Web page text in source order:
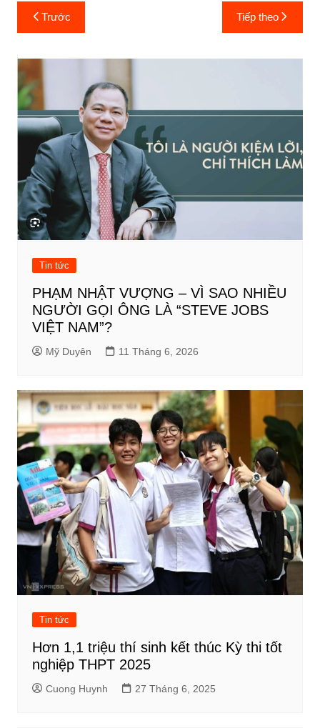
Điều
hướng
bài
viết
Trước Tiếp theo
Tin tức
PHẠM NHẬT VƯỢNG – VÌ SAO NHIỀU
NGƯỜI GỌI ÔNG LÀ “STEVE JOBS
VIỆT NAM”?
Mỹ Duyên 11 Tháng 6, 2026
Tin tức
Hơn 1,1 triệu thí sinh kết thúc Kỳ thi tốt
nghiệp THPT 2025
Cuong Huynh 27 Tháng 6, 2025